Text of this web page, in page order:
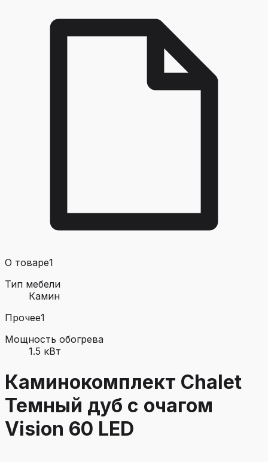
О товаре1
Тип мебели
Камин
Прочее1
Мощность обогрева
1.5 кВт
Каминокомплект Chalet
Темный дуб с очагом
Vision 60 LED